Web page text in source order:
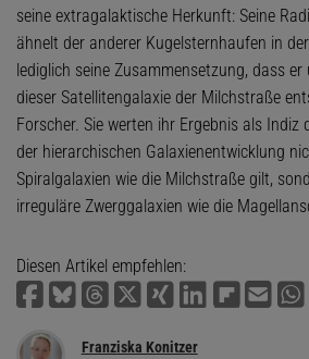
seine extragalaktische Herkunft: Seine
ähnelt der anderer Kugelsternhaufen in
lediglich seine Zusammensetzung, dass
dieser Satellitengalaxie der Milchstraße
Forscher. Sie werten ihr Ergebnis als Indiz
der hierarchischen Galaxienentwicklung
Spiralgalaxien wie die Milchstraße gilt,
irreguläre Zwerggalaxien wie die
Diesen Artikel empfehlen:
Franziska Konitzer